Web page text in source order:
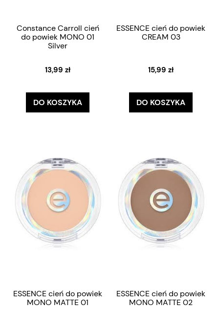
Constance Carroll cień
do powiek MONO 01
Silver
13,99 zł
DO KOSZYKA
ESSENCE cień do powiek
CREAM 03
15,99 zł
DO KOSZYKA
ESSENCE cień do powiek
MONO MATTE 01
ESSENCE cień do powiek
MONO MATTE 02